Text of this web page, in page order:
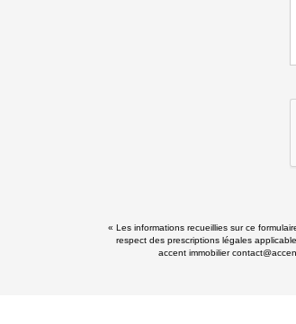
« Les informations recueillies sur ce
respect des prescriptions légales
accent immobilier